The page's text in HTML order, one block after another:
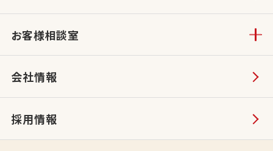
お客様相談室
会社情報
採用情報